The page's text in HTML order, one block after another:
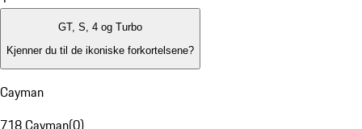
GT, S, 4 og Turbo
Kjenner du til de ikoniske forkortelsene?
Cayman
718 Cayman(0)